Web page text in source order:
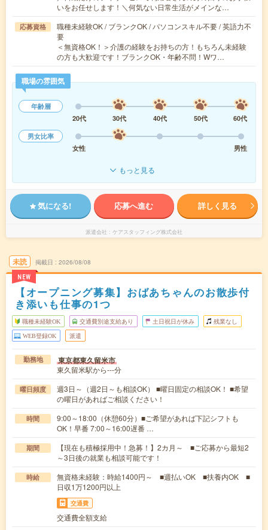
いをお任せします！＼何気ない日常生活がメインな…
応募資格
職種未経験OK / ブランクOK / パソコンスキル不要 / 英語力不
要
＜無資格OK！＞介護の経験をお持ちの方！もちろん未経験
の方も大歓迎です！ブランクOK・年齢不問！Wワ…
職場の雰囲気
年齢層
20代
30代 40代 50代
60代
男女比率
女性
男性
もっと見る
気になる! 応募へ進む 詳しく見る
派遣会社 ケアスタッフィング株式会社
未読
NEW
掲載日 2026/08/08
【オープニング募集】おばあちゃんのお散歩付
き添いも仕事の1つ
職種未経験OK 交通費別途支給あり 土日祝日が休み 残業なし
WEB登録OK 派遣
勤務地 東京都東久留米市
東久留米駅から---分
曜日頻度
週3日～（週2日～も相談OK） ■曜日固定の相談OK！ ■希望
の曜日があればご相談ください！
時間
9:00～18:00（休憩60分）■ご希望があれば下記シフトも
OK！早番 7:00～16:00遅番 …
期間
【現在も積極採用中！急募！】2カ月～ ■ご応募から最短2
～3日後の就業も相談可能です！
時給
無資格未経験：時給1400円～ ■週払いOK ■扶養内OK ■
日収1万1200円以上
交通費
交通費全額支給